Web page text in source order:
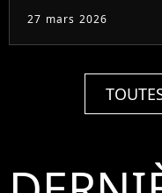
27 mars 2026